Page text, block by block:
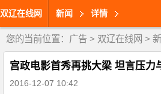
双辽在线网 新闻 详情
您的当前位置： 广告 > 双辽在线网 >
宫政电影首秀再挑大梁 坦言压力
2016-12-07 10:42